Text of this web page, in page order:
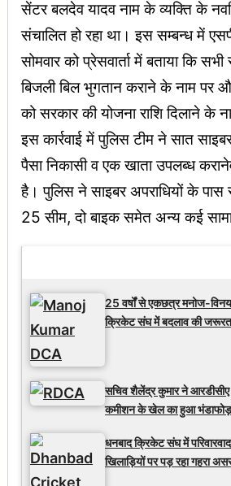
सेंटर बलदेव यादव नाम के व्यक्ति के
संचालित हो रहा था। इस सम्बन्ध में
सोमवार को प्रेसवार्ता में बताया कि सभी
बिजली बिल भुगतान कराने के नाम पर
को सरकार की योजना राशि दिलाने के
इस कार्रवाई में पुलिस टीम ने सात
पैसा निकासी व एक खाता उपलब्ध
है। पुलिस ने साइबर अपराधियों के पास
25 सीम, दो बाइक समेत अन्य कई
25 वर्षों से एकछत्र मनोज-
क्रिकेट संघ में बदलाव की
सचिव शैलेंद्र कुमार ने
कमीशन के खेल का हुआ भंडाफोड़
धनबाद क्रिकेट संघ में
खिलाड़ियों पर पड़ रहा गहरा